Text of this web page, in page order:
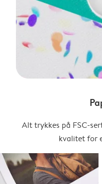
Alt trykkes på FSC-
kvalitet for